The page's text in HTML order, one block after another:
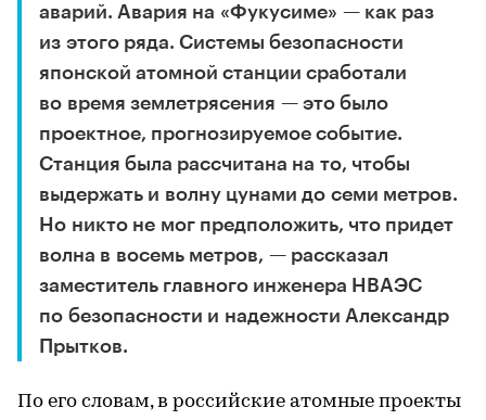
аварий. Авария на «Фукусиме» — как раз
из этого ряда. Системы безопасности
японской атомной станции сработали
во время землетрясения — это было
проектное, прогнозируемое событие.
Станция была рассчитана на то, чтобы
выдержать и волну цунами до семи метров.
Но никто не мог предположить, что придет
волна в восемь метров, — рассказал
заместитель главного инженера НВАЭС
по безопасности и надежности Александр
Прытков.
По его словам, в российские атомные проекты